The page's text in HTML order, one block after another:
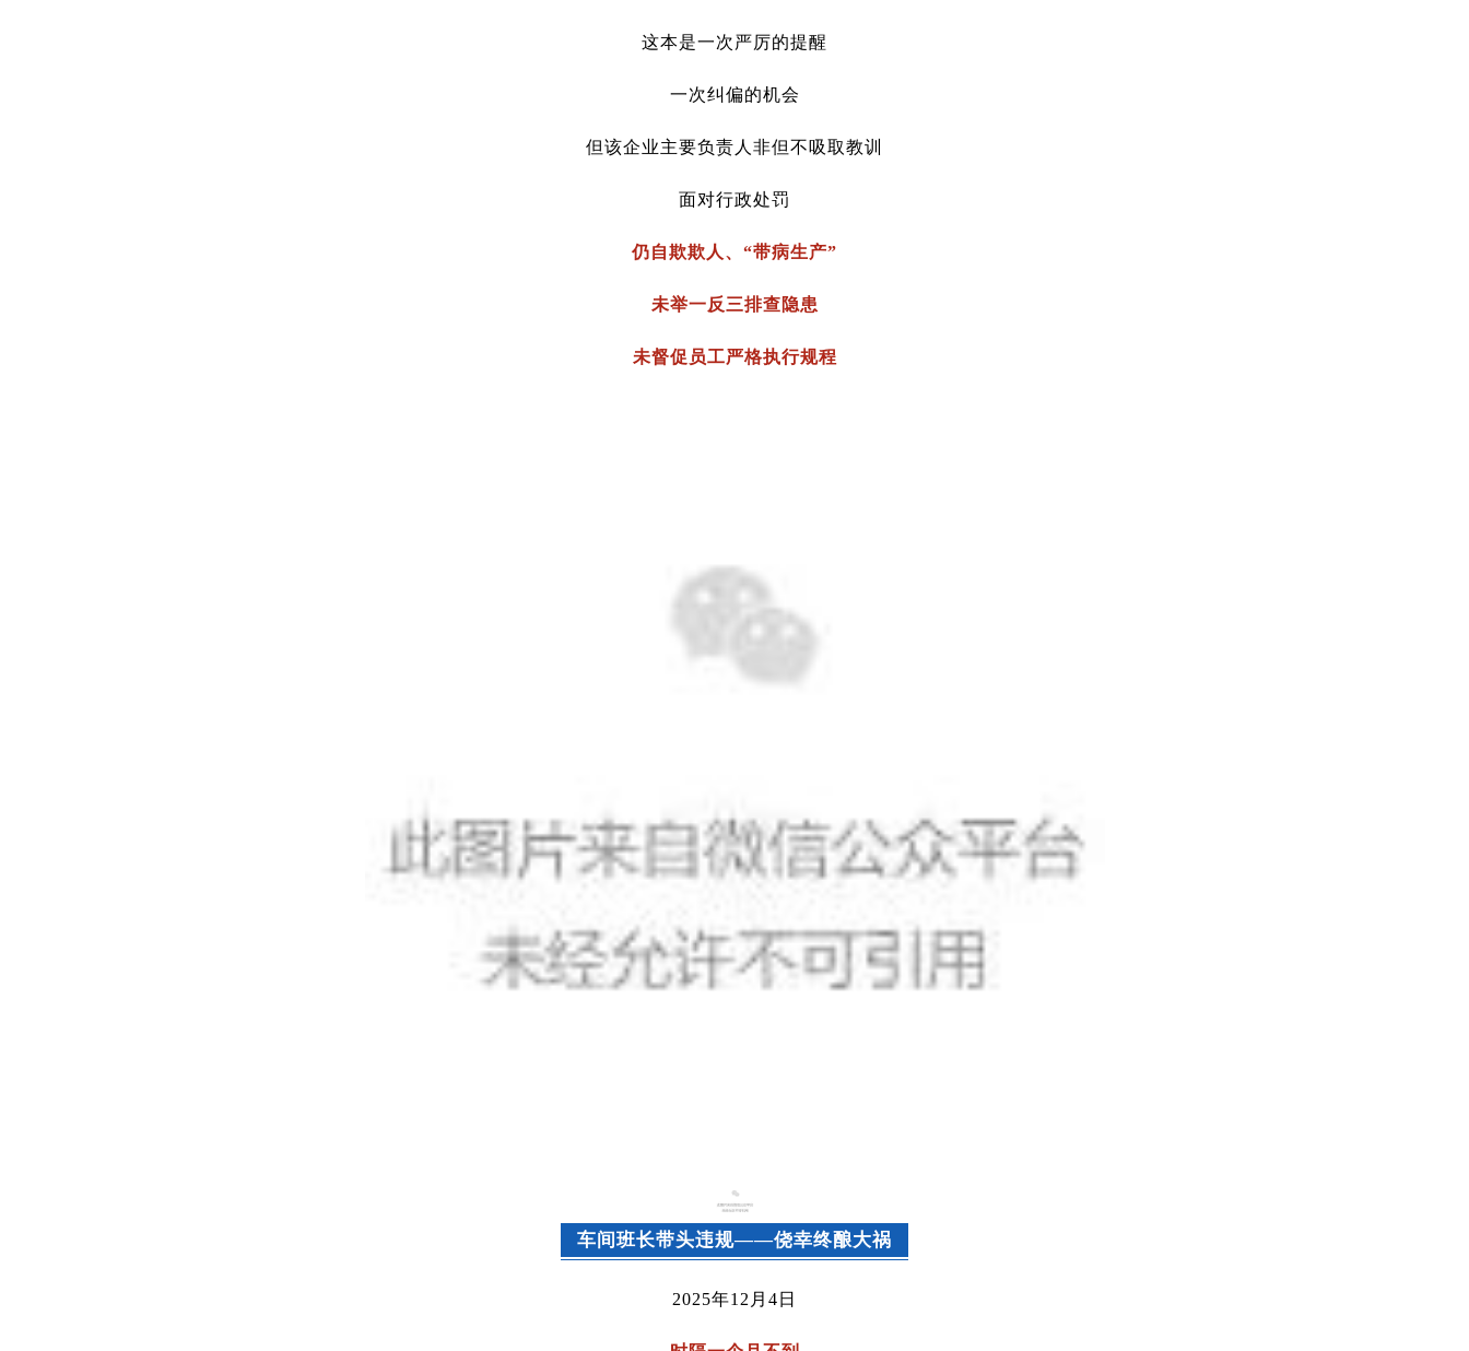
这本是一次严厉的提醒
一次纠偏的机会
但该企业主要负责人非但不吸取教训
面对行政处罚
仍自欺欺人、“带病生产”
未举一反三排查隐患
未督促员工严格执行规程
车间班长带头违规——侥幸终酿大祸
2025年12月4日